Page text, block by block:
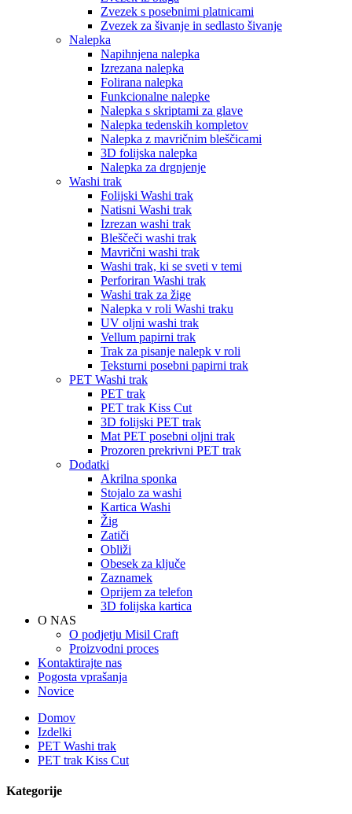
Zvezek s posebnimi platnicami
Zvezek za šivanje in sedlasto šivanje
Nalepka
Napihnjena nalepka
Izrezana nalepka
Folirana nalepka
Funkcionalne nalepke
Nalepka s skriptami za glave
Nalepka tedenskih kompletov
Nalepka z mavričnim bleščicami
3D folijska nalepka
Nalepka za drgnjenje
Washi trak
Folijski Washi trak
Natisni Washi trak
Izrezan washi trak
Bleščeči washi trak
Mavrični washi trak
Washi trak, ki se sveti v temi
Perforiran Washi trak
Washi trak za žige
Nalepka v roli Washi traku
UV oljni washi trak
Vellum papirni trak
Trak za pisanje nalepk v roli
Teksturni posebni papirni trak
PET Washi trak
PET trak
PET trak Kiss Cut
3D folijski PET trak
Mat PET posebni oljni trak
Prozoren prekrivni PET trak
Dodatki
Akrilna sponka
Stojalo za washi
Kartica Washi
Žig
Zatiči
Obliži
Obesek za ključe
Zaznamek
Oprijem za telefon
3D folijska kartica
O NAS
O podjetju Misil Craft
Proizvodni proces
Kontaktirajte nas
Pogosta vprašanja
Novice
Domov
Izdelki
PET Washi trak
PET trak Kiss Cut
Kategorije